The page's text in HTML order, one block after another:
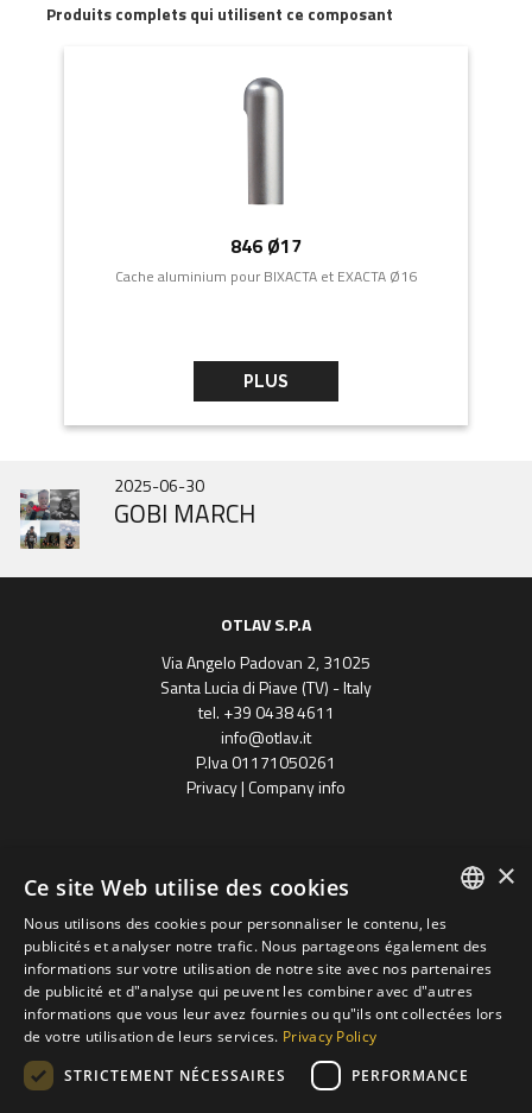
Produits complets qui utilisent ce composant
846 Ø17
Cache aluminium pour BIXACTA et EXACTA Ø16
PLUS
2025-10-31
IN343 Nouveau Modèle
2025-06-30
GOBI MARCH
2020-09-15
TRIXACTA
OTLAV S.P.A
Via Angelo Padovan 2, 31025
Santa Lucia di Piave (TV) - Italy
tel. +39 0438 4611
info@otlav.it
P.Iva 01171050261
Privacy|Company info
Progetto finanziato
con il POR FESR 2014 - 2020
Regione Veneto
groupe Otlav S.P.A
ENGLISH
SPANISH
FRENCH
×
Ce site Web utilise des cookies
Nous utilisons des cookies pour personnaliser le contenu, les
publicités et analyser notre trafic. Nous partageons également des
informations sur votre utilisation de notre site avec nos partenaires
de publicité et d"analyse qui peuvent les combiner avec d"autres
informations que vous leur avez fournies ou qu"ils ont collectées lors
de votre utilisation de leurs services. Privacy Policy
STRICTEMENT NÉCESSAIRES
PERFORMANCE